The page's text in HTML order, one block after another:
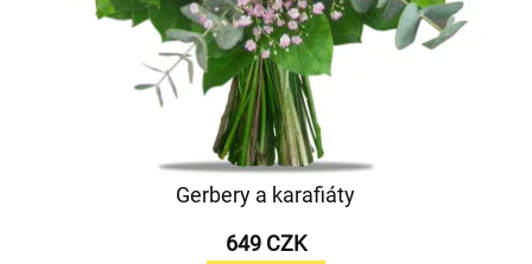
Gerbery a karafiáty
649 CZK